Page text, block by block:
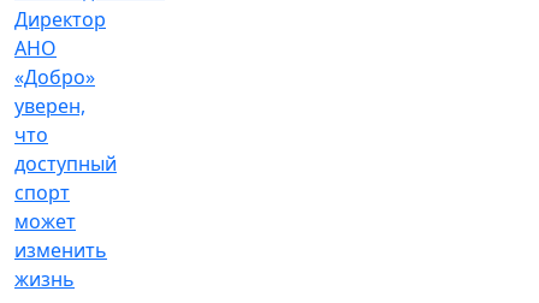
Директор
АНО
«Добро»
уверен,
что
доступный
спорт
может
изменить
жизнь